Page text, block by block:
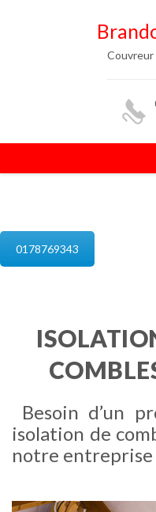
Couvreur
0178769343
Besoin d’un
isolation de
notre